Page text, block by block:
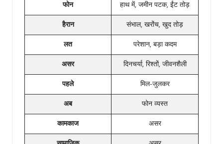
फोन हाथ में, जमीन पटक, ईंट तोड़
हैरान संभाल, खरोंच, खुद तोड़
लत परेशान, बड़ा कदम
असर दिनचर्या, रिश्तों, जीवनशैली
पहले मिल-जुलकर
अब फोन व्यस्त
कामकाज असर